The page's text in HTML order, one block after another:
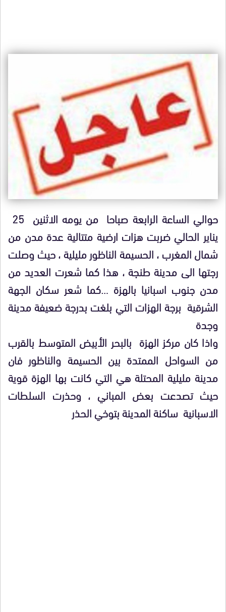
يناير الحالي ضربت هزات ارضية متتالية عدة مدن من
شمال المغرب ، الحسيمة الناظور مليلية ، حيث وصلت
رجتها الى مدينة طنجة ، هذا كما شعرت العديد من
مدن جنوب اسبانيا بالهزة …كما شعر سكان الجهة
الشرقية برجة الهزات التي بلغت بدرجة ضعيفة مدينة
وجدة
واذا كان مركز الهزة بالبحر الأبيض المتوسط بالقرب
من السواحل الممتدة بين الحسيمة والناظور فان
مدينة مليلية المحتلة هي التي كانت بها الهزة قوية
حيث تصدعت بعض المباني ، وحذرت السلطات
الاسبانية ساكنة المدينة بتوخي الحذر